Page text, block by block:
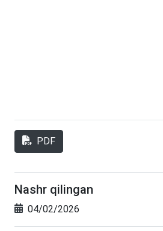
PDF
Nashr qilingan
04/02/2026